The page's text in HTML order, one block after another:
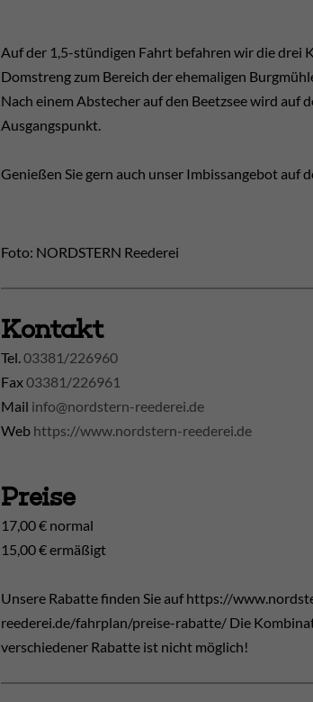
Auf der 1,5-stündigen Fahrt befahren wir die drei
Domstreng zum Bereich der ehemaligen
Nach einem Abstecher auf den Beetzsee wird auf
Ausgangspunkt.
Genießen Sie gern auch unser Imbissangebot auf
Foto: NORDSTERN Reederei
Kontakt
Tel.03381/226960
Fax03381/226961
Mail info@nordstern-reederei.de
Web https://www.nordstern-reederei.de
Preise
17,00 € normal
15,00 € ermäßigt
Unsere Rabatte finden Sie auf https://
reederei.de/fahrplan/preise-rabatte/ Die
verschiedener Rabatte ist nicht möglich!